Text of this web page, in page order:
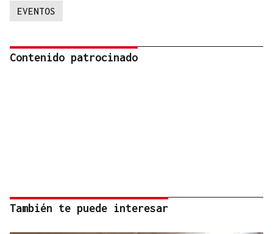
EVENTOS
Contenido patrocinado
También te puede interesar